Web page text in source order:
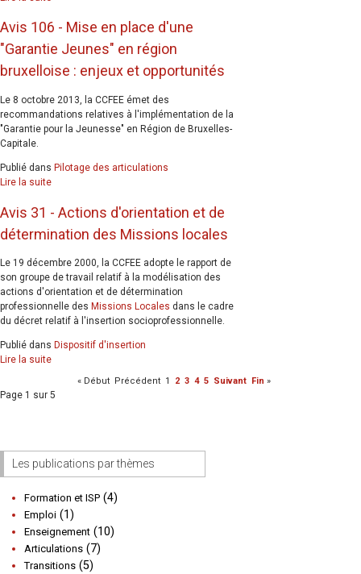
Avis 106 - Mise en place d'une
"Garantie Jeunes" en région
bruxelloise : enjeux et opportunités
Le 8 octobre 2013, la CCFEE émet des
recommandations relatives à l'implémentation de la
"Garantie pour la Jeunesse" en Région de Bruxelles-
Capitale.
Publié dans Pilotage des articulations
Lire la suite
Avis 31 - Actions d'orientation et de
détermination des Missions locales
Le 19 décembre 2000, la CCFEE adopte le rapport de
son groupe de travail relatif à la modélisation des
actions d'orientation et de détermination
professionnelle des Missions Locales dans le cadre
du décret relatif à l'insertion socioprofessionnelle.
Publié dans Dispositif d'insertion
Lire la suite
« Début Précédent 1 2 3 4 5 Suivant Fin »
Page 1 sur 5
Les publications par thèmes
Formation et ISP (4)
Emploi (1)
Enseignement (10)
Articulations (7)
Transitions (5)